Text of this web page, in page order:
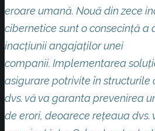
eroare umană. Nouă din zece
cibernetice sunt o consecință a
inacțiunii angajaților unei
companii. Implementarea
asigurare potrivite în structurile
dvs. vă va garanta prevenirea
de erori, deoarece rețeaua dvs.